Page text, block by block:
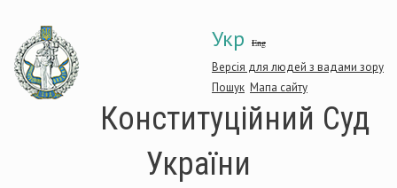
основного
матеріалу
Укр Eng
Версія для людей з вадами зору
Пошук Мапа сайту
Конституційний Суд
України